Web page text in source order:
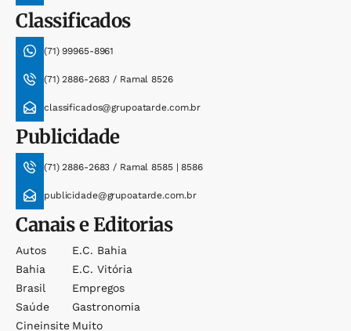
Classificados
(71) 99965-8961
(71) 2886-2683 / Ramal 8526
classificados@grupoatarde.com.br
Publicidade
(71) 2886-2683 / Ramal 8585 | 8586
publicidade@grupoatarde.com.br
Canais e Editorias
Autos
Bahia
Brasil
Saúde
Cineinsite
E.c. Bahia
E.c. Vitória
Empregos
Gastronomia
Muito